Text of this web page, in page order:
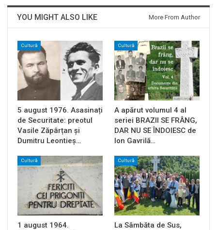
YOU MIGHT ALSO LIKE More From Author
Cultură
5 august 1976. Asasinați
de Securitate: preotul
Vasile Zăpârțan și
Dumitru Leontieș…
Cultură
A apărut volumul 4 al
seriei BRAZII SE FRÂNG,
DAR NU SE ÎNDOIESC de
Ion Gavrilă…
Cultură
1 august 1964.
Cultură
La Sâmbăta de Sus,